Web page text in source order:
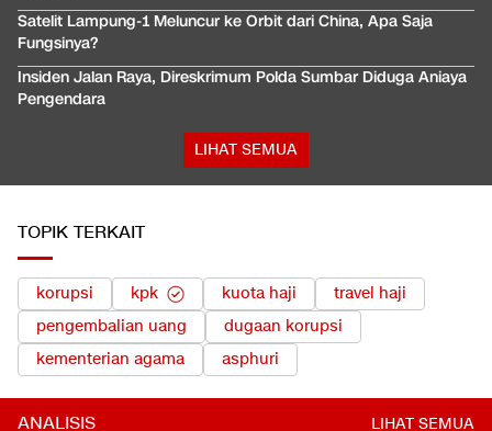
Satelit Lampung-1 Meluncur ke Orbit dari China, Apa Saja
Fungsinya?
Insiden Jalan Raya, Direskrimum Polda Sumbar Diduga Aniaya
Pengendara
LIHAT SEMUA
TOPIK TERKAIT
korupsi kpk kuota haji
travel haji
pengembalian uang
dugaan korupsi
kementerian agama
asphuri
ANALISIS LIHAT SEMUA